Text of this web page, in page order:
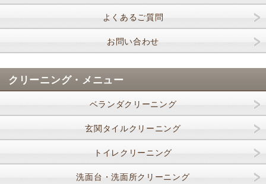
よくあるご質問
お問い合わせ
クリーニング・メニュー
ベランダクリーニング
玄関タイルクリーニング
トイレクリーニング
洗面台・洗面所クリーニング